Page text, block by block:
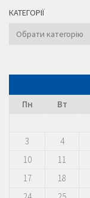
КАТЕГОРІЇ
Категорії
Пн
Вт
3
4
10
11
17
18